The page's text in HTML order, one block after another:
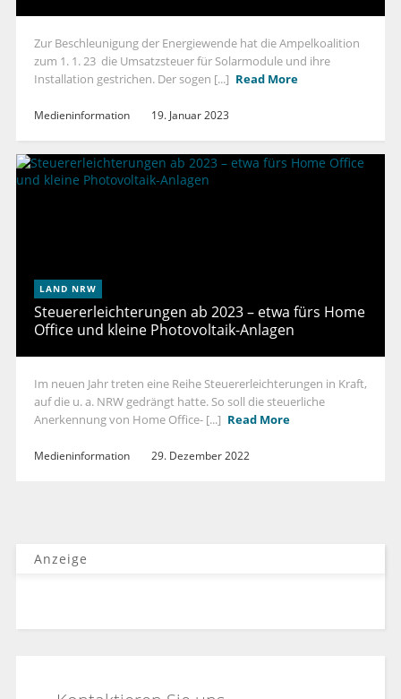
Zur Beschleunigung der Energiewende hat die Ampelkoalition
zum 1. 1. 23 die Umsatzsteuer für Solarmodule und ihre
Installation gestrichen. Der sogen [...] Read More
Medieninformation 19. Januar 2023
LAND NRW
Steuererleichterungen ab 2023 – etwa fürs Home
Office und kleine Photovoltaik-Anlagen
Im neuen Jahr treten eine Reihe Steuererleichterungen in Kraft,
auf die u. a. NRW gedrängt hatte. So soll die steuerliche
Anerkennung von Home Office- [...] Read More
Medieninformation 29. Dezember 2022
Anzeige